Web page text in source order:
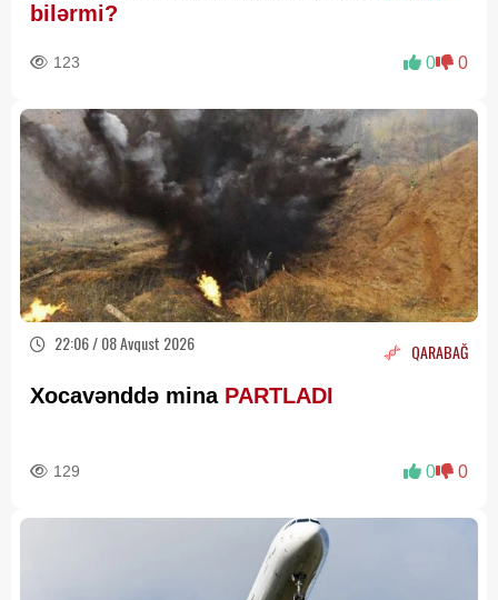
bilərmi?
123 0 0
22:06 / 08 Avqust 2026 QARABAĞ
Xocavənddə mina PARTLADI
129 0 0